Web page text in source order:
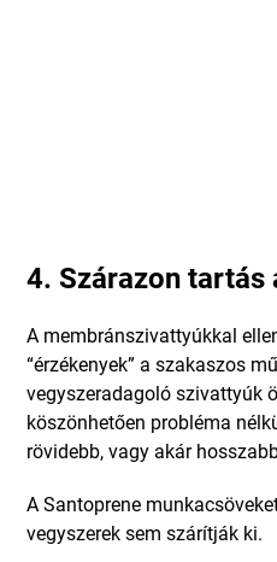
4. Szárazon tartás
A membránszivattyúkkal
“érzékenyek” a szakaszos
vegyszeradagoló szivattyúk
köszönhetően probléma
rövidebb, vagy akár
A Santoprene
vegyszerek sem szárítják ki.